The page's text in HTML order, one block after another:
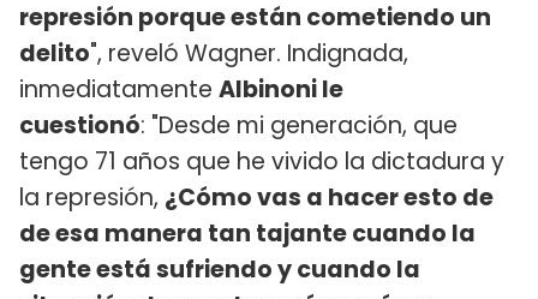
represión porque están cometiendo un
delito", reveló Wagner. Indignada,
inmediatamente Albinoni le
cuestionó: "Desde mi generación, que
tengo 71 años que he vivido la dictadura y
la represión, ¿Cómo vas a hacer esto de
de esa manera tan tajante cuando la
gente está sufriendo y cuando la